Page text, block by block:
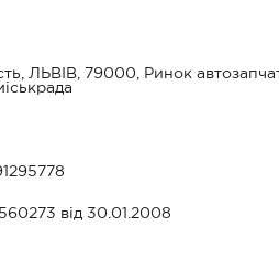
ЛЬВІВ, 79000, Ринок
від 30.01.2008